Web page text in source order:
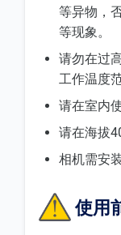
等异物，
等现象。
请勿在过
工作温度
请在室内
请在海拔
相机需安
使用